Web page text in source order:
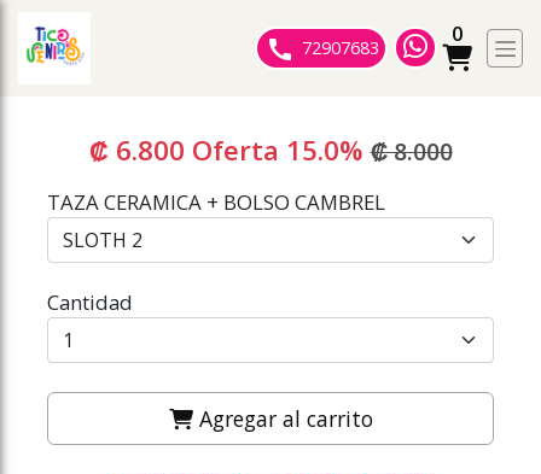
slideout menu. 72907683
0
₡ 6.800 Oferta 15.0% ₡ 8.000
TAZA CERAMICA + BOLSO CAMBREL
Cantidad
Agregar al carrito